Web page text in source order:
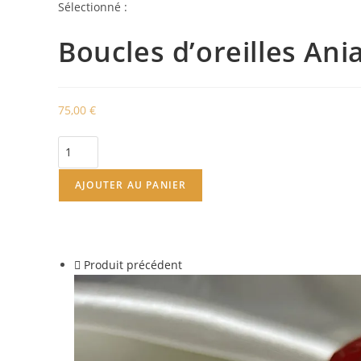
Sélectionné :
Boucles d’oreilles
75,00 €
quantité
de
Boucles
d’oreilles
AJOUTER AU PANIER
Produit précédent